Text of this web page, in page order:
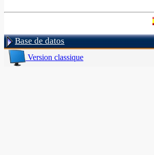
Base de datos
Version classique